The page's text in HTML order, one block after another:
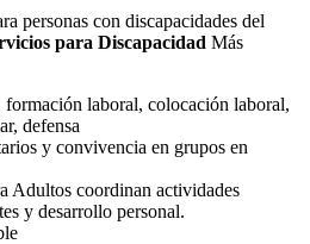
personas con discapacidades del
para Discapacidad Más
formación laboral, colocación laboral,
defensa
y convivencia en grupos en
Adultos coordinan actividades
y desarrollo personal.